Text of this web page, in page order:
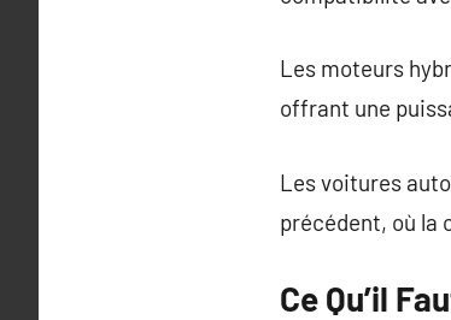
Les moteurs
offrant une
Les voitures
précédent, où la
Ce Qu’il